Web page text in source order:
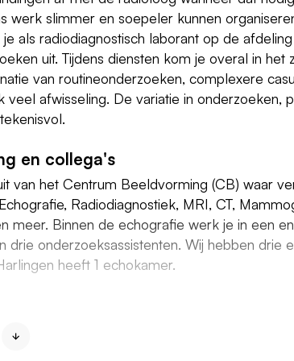
werk slimmer en soepeler kunnen
als radiodiagnostisch laborant op de
uit. Tijdens diensten kom je overal in
van routineonderzoeken, complexere
veel afwisseling. De variatie in onderzoeken,
en collega's
van het Centrum Beeldvorming (CB) waar
Radiodiagnostiek, MRI, CT,
meer. Binnen de echografie werk je in een
drie onderzoeksassistenten. Wij hebben drie
heeft 1 echokamer.
elkaars ontwikkelen.